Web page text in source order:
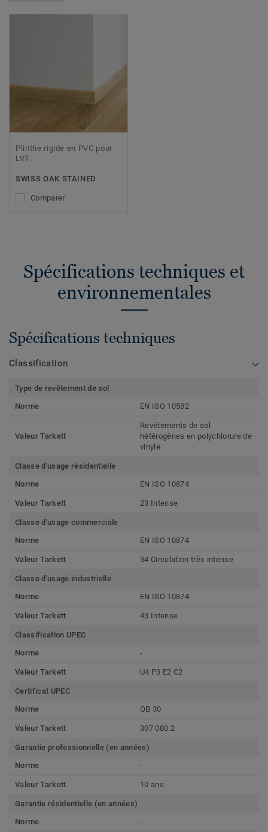
Plinthe rigide en PVC pour
LVT
SWISS OAK STAINED
Comparer
Spécifications techniques et
environnementales
Spécifications techniques
Classification
Type de revêtement de sol
Norme
EN ISO 10582
Valeur Tarkett
Revêtements de sol
hétérogènes en polychlorure de
vinyle
Classe d'usage résidentielle
Norme
EN ISO 10874
Valeur Tarkett 23 Intense
Classe d'usage commerciale
Norme
EN ISO 10874
Valeur Tarkett 34 Circulation très intense
Classe d'usage industrielle
Norme
EN ISO 10874
Valeur Tarkett 43 Intense
Classification UPEC
Norme
-
Valeur Tarkett U4 P3 E2 C2
Certificat UPEC
Norme
QB 30
Valeur Tarkett 307 080.2
Garantie professionnelle (en années)
Norme
-
Valeur Tarkett 10 ans
Garantie résidentielle (en années)
Norme
-